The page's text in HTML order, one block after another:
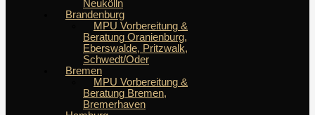
Neukölln
Brandenburg
MPU Vorbereitung &
Beratung Oranienburg,
Eberswalde, Pritzwalk,
Schwedt/Oder
Bremen
MPU Vorbereitung &
Beratung Bremen,
Bremerhaven